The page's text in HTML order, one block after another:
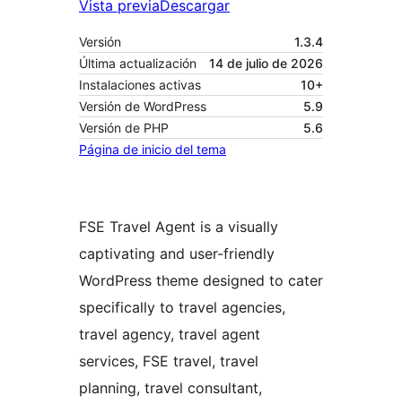
Vista previaDescargar
Versión
1.3.4
Última actualización
14 de julio de 2026
Instalaciones activas
10+
Versión de WordPress
5.9
Versión de PHP
5.6
Página de inicio del tema
FSE Travel Agent is a visually
captivating and user-friendly
WordPress theme designed to cater
specifically to travel agencies,
travel agency, travel agent
services, FSE travel, travel
planning, travel consultant,